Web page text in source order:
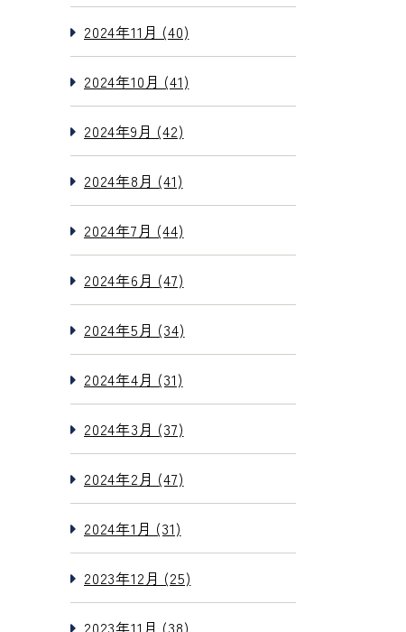
2024年11月 (40)
2024年10月 (41)
2024年9月 (42)
2024年8月 (41)
2024年7月 (44)
2024年6月 (47)
2024年5月 (34)
2024年4月 (31)
2024年3月 (37)
2024年2月 (47)
2024年1月 (31)
2023年12月 (25)
2023年11月 (38)